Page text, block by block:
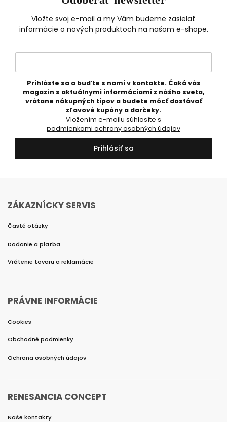
Vložte svoj e-mail a my Vám budeme zasielať
informácie o nových produktoch na našom e-shope.
Prihláste sa a buďte s nami v kontakte. Čaká vás
magazín s aktuálnymi informáciami z nášho sveta,
vrátane nákupných tipov a budete môcť dostávať
zľavové kupóny a darčeky.
podmienkami ochrany osobných údajov
Prihlásiť sa
ZÁKAZNÍCKY SERVIS
Časté otázky
Dodanie a platba
Vrátenie tovaru a reklamácie
PRÁVNE INFORMÁCIE
Cookies
Obchodné podmienky
Ochrana osobných údajov
RENESANCIA CONCEPT
Naše kontakty